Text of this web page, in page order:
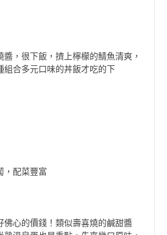
，很下飯，擠上檸檬的鯖魚清爽，
組合多元口味的丼飯才吃的下
，配菜豐富
心的價錢！類似壽喜燒的鹹甜醬